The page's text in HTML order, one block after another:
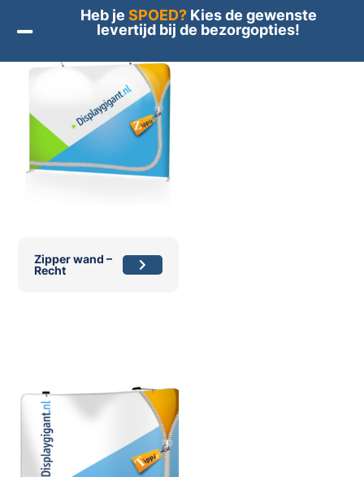
Zipper wand –
Recht
Heb je SPOED?Kies de gewenste
levertijd bij de bezorgopties!